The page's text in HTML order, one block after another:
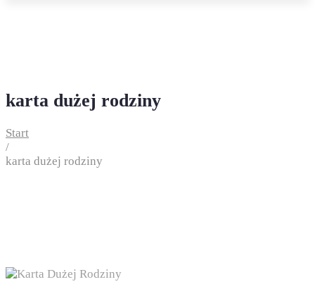
karta dużej rodziny
Start
/
karta dużej rodziny